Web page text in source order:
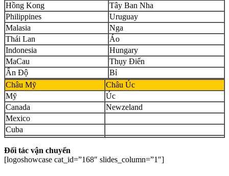
Hồng Kong
Tây Ban Nha
Philippines
Uruguay
Malasia
Nga
Thái Lan
Áo
Indonesia
Hungary
MaCau
Thụy Điển
Ấn Độ
Bỉ
Châu Mỹ
Châu Úc
Mỹ
Úc
Canada
Newzeland
Mexico
Cuba
Đối tác vận chuyển
[logoshowcase cat_id=”168″ slides_column=”1″]